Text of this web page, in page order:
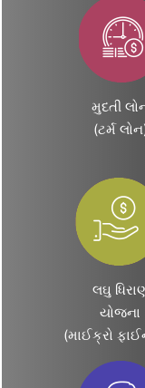
મુદતી
(ટર્મ
લઘુ
યોજના
(માઈક્રો